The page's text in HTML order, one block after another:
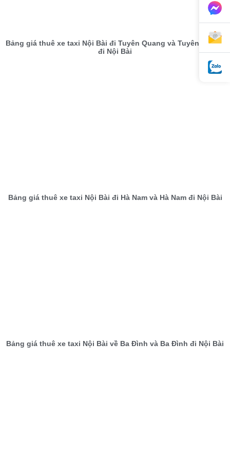
Bảng giá thuê xe taxi Nội Bài đi Tuyên Quang và Tuyên Quang
đi Nội Bài
Bảng giá thuê xe taxi Nội Bài đi Hà Nam và Hà Nam đi Nội Bài
Bảng giá thuê xe taxi Nội Bài về Ba Đình và Ba Đình đi Nội Bài